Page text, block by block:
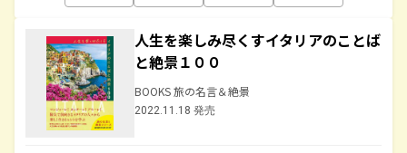
人生を楽しみ尽くすイタリアのことば
と絶景１００
BOOKS 旅の名言＆絶景
2022.11.18 発売